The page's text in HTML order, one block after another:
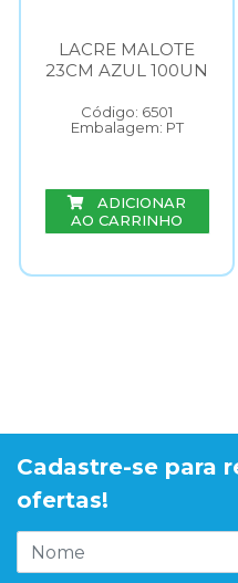
LACRE MALOTE
23CM AZUL 100UN
Código: 6501
Embalagem: PT
ADICIONAR
AO CARRINHO
Cadastre-se para
ofertas!